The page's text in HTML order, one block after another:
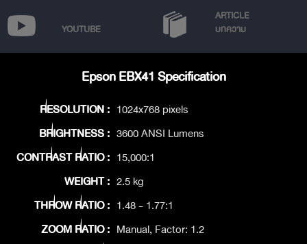
YOUTUBE
ARTICLE
บทความ
Epson EBX41 Specification
RESOLUTION : 1024x768 pixels
BRIGHTNESS : 3600 ANSI Lumens
CONTRAST RATIO : 15,000:1
WEIGHT : 2.5 kg
THROW RATIO : 1.48 - 1.77:1
ZOOM RATIO : Manual, Factor: 1.2